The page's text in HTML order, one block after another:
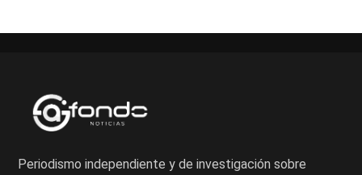
Periodismo independiente y de investigación sobre